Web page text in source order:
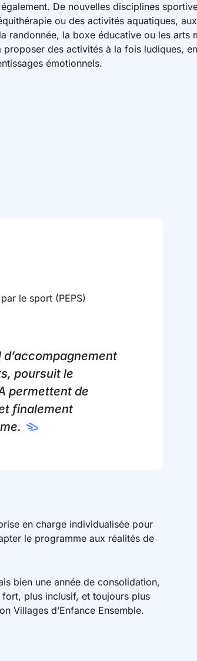
De nouvelles disciplines
ou des activités aquatiques,
randonnée, la boxe éducative ou les arts
des activités à la fois ludiques,
émotionnels.
le sport (PEPS)
poursuit le
permettent de
finalement
en charge individualisée pour
le programme aux réalités de
bien une année de consolidation,
fort, plus inclusif, et toujours plus
Villages d’Enfance Ensemble.